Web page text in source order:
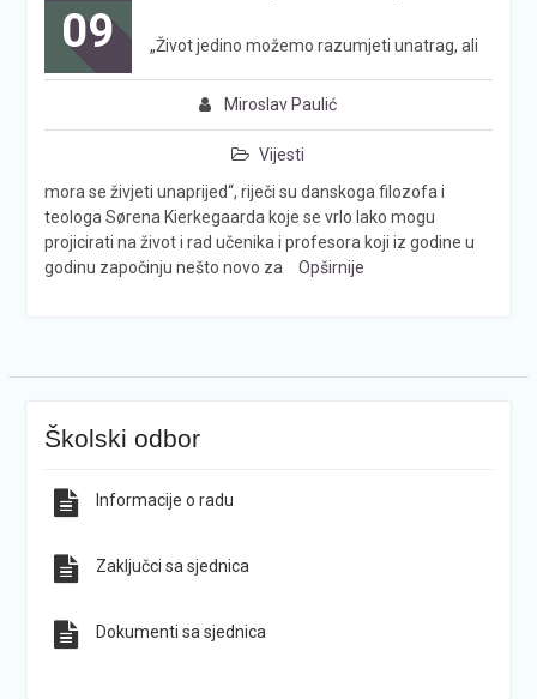
09
Miroslav Paulić
Vijesti
„Život jedino možemo razumjeti unatrag, ali
mora se živjeti unaprijed“, riječi su danskoga filozofa i
teologa Sørena Kierkegaarda koje se vrlo lako mogu
projicirati na život i rad učenika i profesora koji iz godine u
godinu započinju nešto novo za
Opširnije
Školski odbor
Informacije o radu
Zaključci sa sjednica
Dokumenti sa sjednica